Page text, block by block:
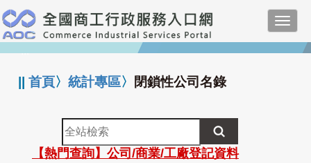
跳
到
主
要
:::
||首頁〉統計專區〉 閉鎖性公司名錄
全
站
檢
【熱門查詢】公司/商業/工廠登記資料